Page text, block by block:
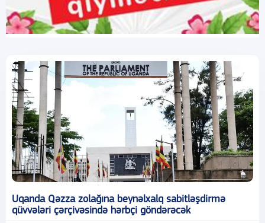
Uqanda Qəzza zolağına beynəlxalq sabitləşdirmə
qüvvələri çərçivəsində hərbçi göndərəcək